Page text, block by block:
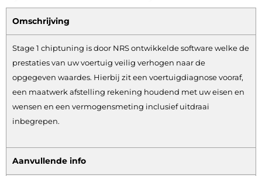
Omschrijving
Stage 1 chiptuning is door NRS ontwikkelde software welke de
prestaties van uw voertuig veilig verhogen naar de
opgegeven waardes. Hierbij zit een voertuigdiagnose vooraf,
een maatwerk afstelling rekening houdend met uw eisen en
wensen en een vermogensmeting inclusief uitdraai
inbegrepen.
Aanvullende info